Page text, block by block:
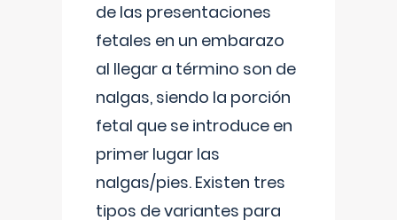
de las presentaciones
fetales en un embarazo
al llegar a término son de
nalgas, siendo la porción
fetal que se introduce en
primer lugar las
nalgas/pies. Existen tres
tipos de variantes para